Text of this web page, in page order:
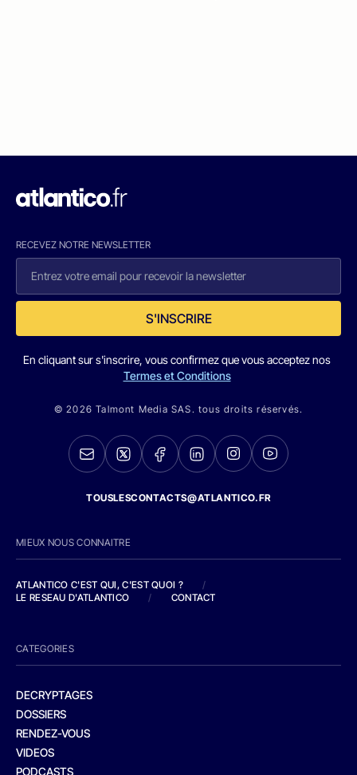
RECEVEZ NOTRE NEWSLETTER
S'INSCRIRE
En cliquant sur s'inscrire, vous confirmez que vous acceptez nos
Termes et Conditions
© 2026 Talmont Media SAS. tous droits réservés.
TOUSLESCONTACTS@ATLANTICO.FR
MIEUX NOUS CONNAITRE
ATLANTICO C'EST QUI, C'EST QUOI ?
/
LE RESEAU D'ATLANTICO
/ CONTACT
CATEGORIES
DECRYPTAGES
DOSSIERS
RENDEZ-VOUS
VIDEOS
PODCASTS